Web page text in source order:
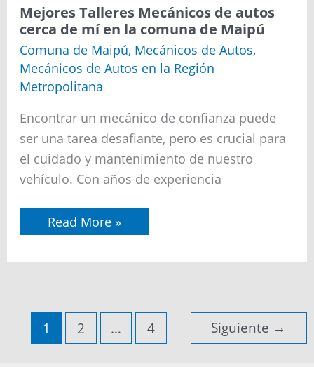
Mejores Talleres Mecánicos de autos
cerca de mí en la comuna de Maipú
Comuna de Maipú, Mecánicos de Autos,
Mecánicos de Autos en la Región
Metropolitana
Encontrar un mecánico de confianza puede
ser una tarea desafiante, pero es crucial para
el cuidado y mantenimiento de nuestro
vehículo. Con años de experiencia
Mejores
Talleres
Mecánicos
de
autos
cerca
de
mí
en
la
comuna
de
Maipú
Read More »
1 2 … 4 Siguiente →